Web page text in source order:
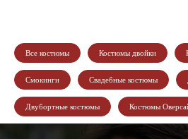
Все костюмы Костюмы двойки
Смокинги Свадебные костюмы
Двубортные костюмы Костюмы